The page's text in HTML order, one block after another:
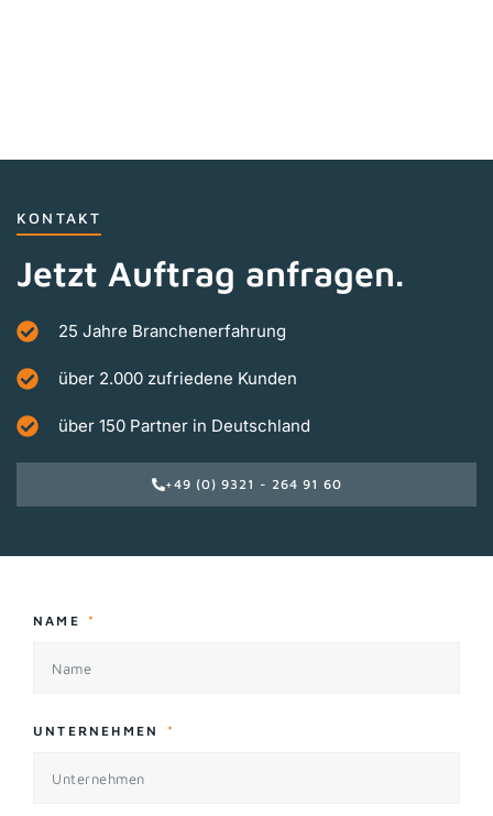
NAME
UNTERNEHMEN
KONTAKT
Jetzt Auftrag anfragen.
25 Jahre Branchenerfahrung
über 2.000 zufriedene Kunden
über 150 Partner in Deutschland
+49 (0) 9321 - 264 91 60